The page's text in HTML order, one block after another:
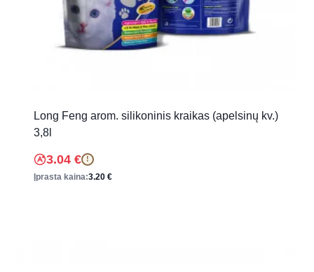
Long Feng arom. silikoninis kraikas (apelsinų kv.)
3,8l
3.04 € !
Įprasta kaina:3.20 €